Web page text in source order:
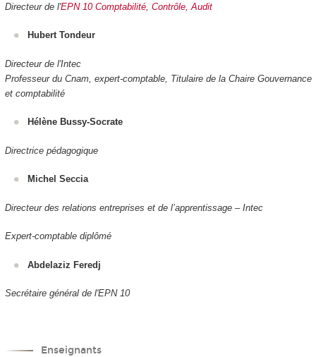
Directeur de l'EPN 10 Comptabilité, Contrôle, Audit
Hubert Tondeur
Directeur de l'Intec
Professeur du Cnam, expert-comptable, Titulaire de la Chaire Gouvernance
et comptabilité
Hélène Bussy-Socrate
Directrice pédagogique
Michel Seccia
Directeur des relations entreprises et de l’apprentissage – Intec
Expert-comptable diplômé
Abdelaziz Feredj
Secrétaire général de l'EPN 10
Enseignants